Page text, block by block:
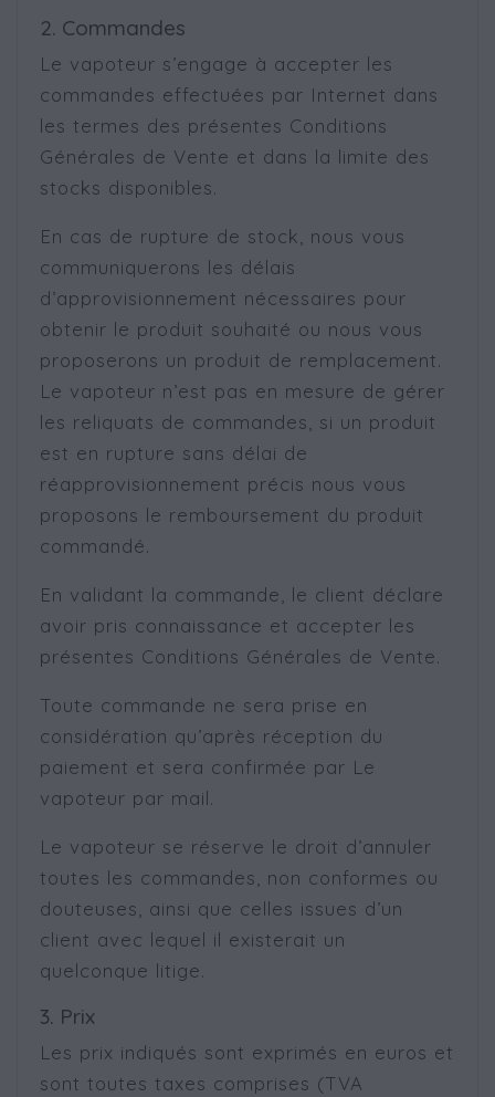
2. Commandes
Le vapoteur s’engage à accepter les
commandes effectuées par Internet dans
les termes des présentes Conditions
Générales de Vente et dans la limite des
stocks disponibles.
En cas de rupture de stock, nous vous
communiquerons les délais
d’approvisionnement nécessaires pour
obtenir le produit souhaité ou nous vous
proposerons un produit de remplacement.
Le vapoteur n’est pas en mesure de gérer
les reliquats de commandes, si un produit
est en rupture sans délai de
réapprovisionnement précis nous vous
proposons le remboursement du produit
commandé.
En validant la commande, le client déclare
avoir pris connaissance et accepter les
présentes Conditions Générales de Vente.
Toute commande ne sera prise en
considération qu’après réception du
paiement et sera confirmée par Le
vapoteur par mail.
Le vapoteur se réserve le droit d’annuler
toutes les commandes, non conformes ou
douteuses, ainsi que celles issues d’un
client avec lequel il existerait un
quelconque litige.
3. Prix
Les prix indiqués sont exprimés en euros et
sont toutes taxes comprises (TVA